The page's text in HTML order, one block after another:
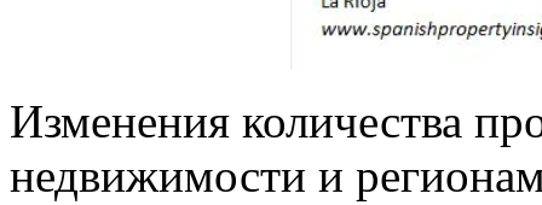
Изменения количества
недвижимости и